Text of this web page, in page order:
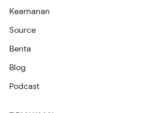
Keamanan
Source
Berita
Blog
Podcast